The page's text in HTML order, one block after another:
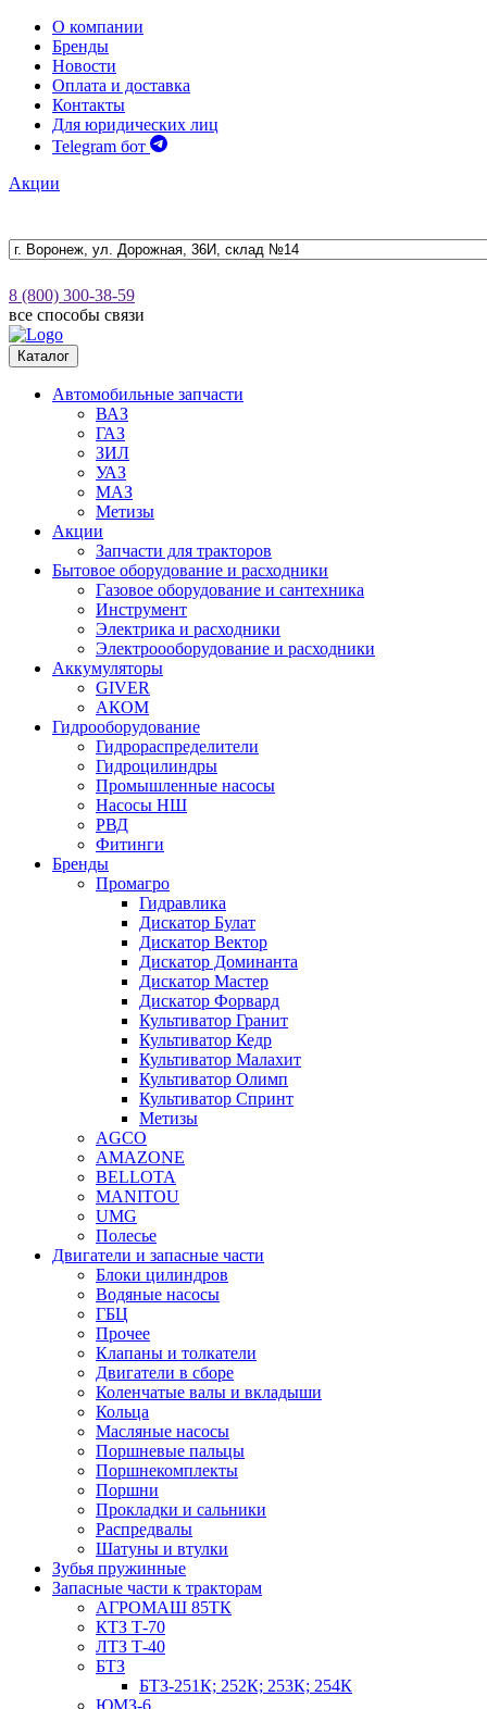
О компании
Бренды
Новости
Оплата и доставка
Контакты
Для юридических лиц
Telegram бот
Акции
8 (800) 300-38-59
все способы связи
Каталог
Автомобильные запчасти
ВАЗ
ГАЗ
ЗИЛ
УАЗ
МАЗ
Метизы
Акции
Запчасти для тракторов
Бытовое оборудование и расходники
Газовое оборудование и сантехника
Инструмент
Электрика и расходники
Электроооборудование и расходники
Аккумуляторы
GIVER
АКОМ
Гидрооборудование
Гидрораспределители
Гидроцилиндры
Промышленные насосы
Насосы НШ
РВД
Фитинги
Бренды
Промагро
Гидравлика
Дискатор Булат
Дискатор Вектор
Дискатор Доминанта
Дискатор Мастер
Дискатор Форвард
Культиватор Гранит
Культиватор Кедр
Культиватор Малахит
Культиватор Олимп
Культиватор Спринт
Метизы
AGCO
AMAZONE
BELLOTA
MANITOU
UMG
Полесье
Двигатели и запасные части
Блоки цилиндров
Водяные насосы
ГБЦ
Прочее
Клапаны и толкатели
Двигатели в сборе
Коленчатые валы и вкладыши
Кольца
Масляные насосы
Поршневые пальцы
Поршнекомплекты
Поршни
Прокладки и сальники
Распредвалы
Шатуны и втулки
Зубья пружинные
Запасные части к тракторам
АГРОМАШ 85ТК
КТЗ Т-70
ЛТЗ Т-40
БТЗ
БТЗ-251К; 252К; 253К; 254К
ЮМЗ-6